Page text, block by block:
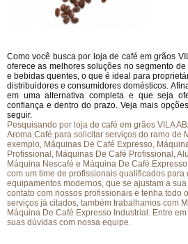
Como você busca por loja de café em grãos
oferece as melhores soluções no segmento
e bebidas quentes, o que é ideal para
distribuidores e consumidores domésticos.
em uma alternativa completa e que seja
confiança e dentro do prazo. Veja mais
seguir.
Pesquisando por loja de café em grãos VILA
Aroma Café para solicitar serviços do ramo de
exemplo, Máquinas De Café Expresso,
Profissional, Máquinas De Café Profissional,
Máquina Nescafé e Máquina De Café
com um time de profissionais qualificados para
equipamentos modernos, que se ajustam a
contato com nossos profissionais e tenha todo
serviços já citados, também trabalhamos com
Máquina De Café Expresso Industrial. Entre
suas dúvidas com nossa equipe.